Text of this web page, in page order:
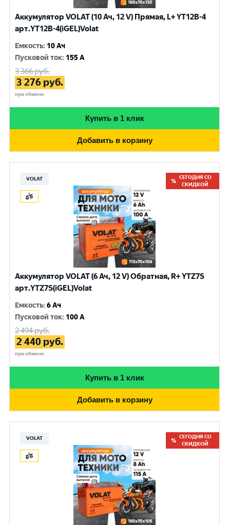
Аккумулятор VOLAT (10 Ач, 12 V) Прямая, L+ YT12B-4
арт.YT12B-4(iGEL)Volat
Емкость: 10 Ач
Пусковой ток: 155 A
3 366руб.
3 276 руб.
при обмене
Купить в 1 клик
Добавить в корзину
VOLAT
СЕГОДНЯ СО
СКИДКОЙ
Аккумулятор VOLAT (6 Ач, 12 V) Обратная, R+ YTZ7S
арт.YTZ7S(iGEL)Volat
Емкость:6 Ач
Пусковой ток: 100 A
2 494руб.
2 440 руб.
при обмене
Купить в 1 клик
Добавить в корзину
VOLAT
СЕГОДНЯ СО
СКИДКОЙ